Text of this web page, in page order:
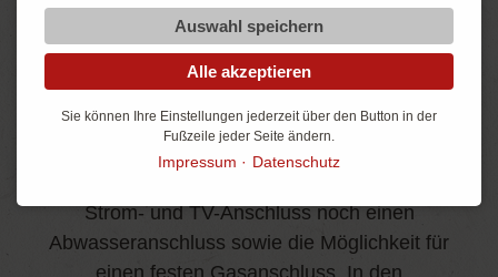
Comfortstellplatz
Noch mehr Komfort
Strom- und TV-Anschluss noch einen
Abwasseranschluss sowie die Möglichkeit für
Auswahl speichern
Alle akzeptieren
Sie können Ihre Einstellungen jederzeit über den Button in der
Fußzeile jeder Seite ändern.
Impressum Datenschutz